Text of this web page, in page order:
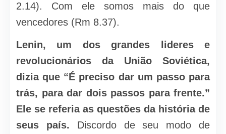
2.14). Com ele somos mais do que
vencedores (Rm 8.37).
Lenin, um dos grandes lideres e
revolucionários da União Soviética,
dizia que “É preciso dar um passo para
trás, para dar dois passos para frente.”
Ele se referia as questões da história de
seus país. Discordo de seu modo de